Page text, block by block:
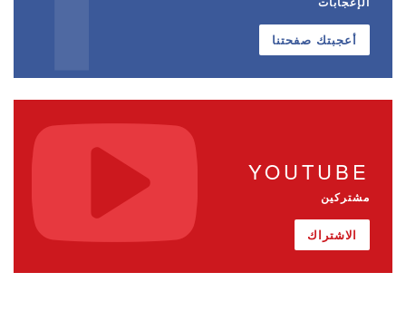
أعجبتك صفحتنا
YOUTUBE
مشتركين
الاشتراك